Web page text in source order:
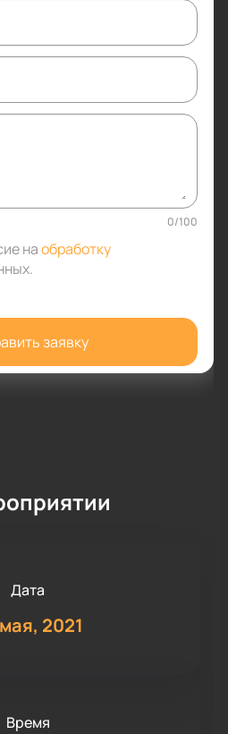
0/100
наобработку
.
заявку
Дата
2021
Время